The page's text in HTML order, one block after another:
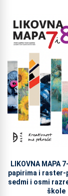
LIKOVNA MAPA
papirima i raster-
sedmi i osmi
škole